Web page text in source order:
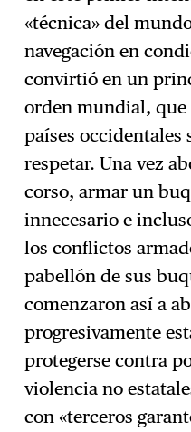
«técnica» del
navegación en
convirtió en un
orden mundial, que
países occidentales
respetar. Una vez
corso, armar un
innecesario e
los conflictos
pabellón de sus
comenzaron así a
progresivamente
protegerse contra
violencia no
con «terceros